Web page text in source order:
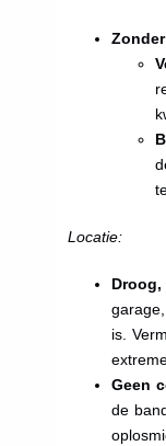
Locatie:
is.
Geen
de